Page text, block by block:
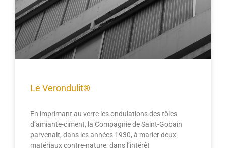
Le Verondulit®
En imprimant au verre les ondulations des tôles
d’amiante-ciment, la Compagnie de Saint-Gobain
parvenait, dans les années 1930, à marier deux
matériaux contre-nature, dans l’intérêt